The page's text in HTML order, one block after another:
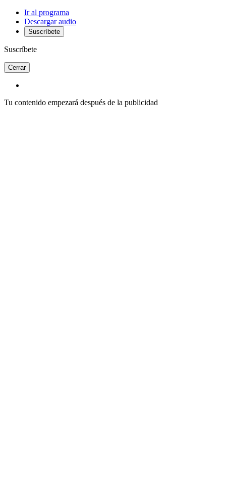
Ir al programa
Descargar audio
Suscríbete
Suscríbete
Cerrar
Tu contenido empezará después de la publicidad